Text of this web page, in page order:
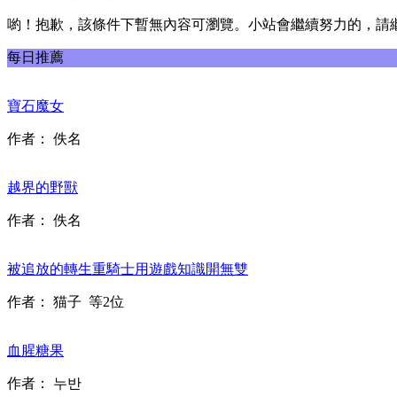
喲！抱歉，該條件下暫無內容可瀏覽。小站會繼續努力的，請
每日推薦
寶石魔女
作者： 佚名
越界的野獸
作者： 佚名
被追放的轉生重騎士用遊戲知識開無雙
作者： 猫子 等2位
血腥糖果
作者： 누반